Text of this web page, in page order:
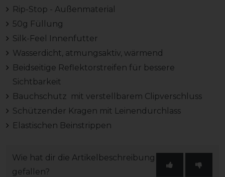
Rip-Stop - Außenmaterial
50g Füllung
Silk-Feel Innenfutter
Wasserdicht, atmungsaktiv, wärmend
Beidseitige Reflektorstreifen für bessere
Sichtbarkeit
Bauchschutz mit verstellbarem Clipverschluss
Schützender Kragen mit Leinendurchlass
Elastischen Beinstrippen
Wie hat dir die Artikelbeschreibung
gefallen?